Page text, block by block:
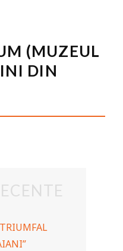
(MUZEUL
DIN